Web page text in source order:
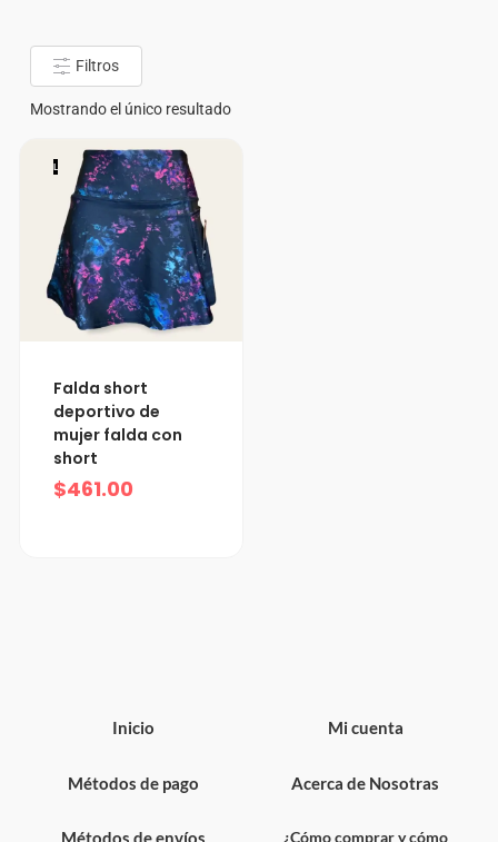
Filtros
Mostrando el único resultado
L
Falda short
deportivo de
mujer falda con
short
$461.00
Inicio
Métodos de pago
Mi cuenta
Acerca de Nosotras
¿Cómo comprar y cómo